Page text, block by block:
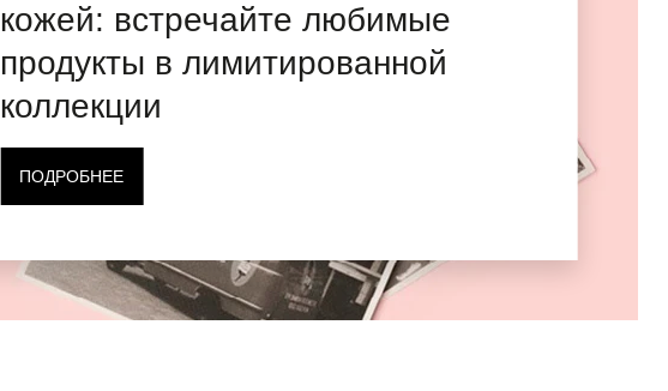
кожей: встречайте любимые
продукты в лимитированной
коллекции
ПОДРОБНЕЕ